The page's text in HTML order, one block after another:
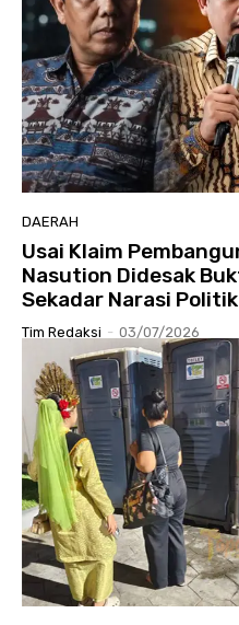
DAERAH
Usai Klaim
Nasution Didesak
Sekadar Narasi Politik
Tim Redaksi - 03/07/2026